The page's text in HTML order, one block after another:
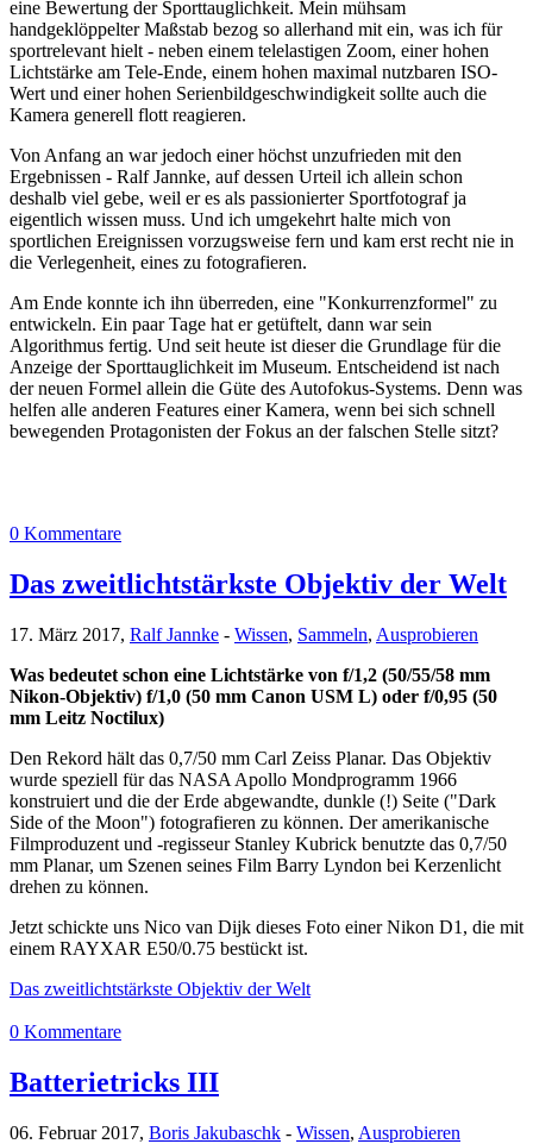
eine Bewertung der Sporttauglichkeit. Mein mühsam
handgeklöppelter Maßstab bezog so allerhand mit ein, was ich für
sportrelevant hielt - neben einem telelastigen Zoom, einer hohen
Lichtstärke am Tele-Ende, einem hohen maximal nutzbaren ISO-
Wert und einer hohen Serienbildgeschwindigkeit sollte auch die
Kamera generell flott reagieren.
Von Anfang an war jedoch einer höchst unzufrieden mit den
Ergebnissen - Ralf Jannke, auf dessen Urteil ich allein schon
deshalb viel gebe, weil er es als passionierter Sportfotograf ja
eigentlich wissen muss. Und ich umgekehrt halte mich von
sportlichen Ereignissen vorzugsweise fern und kam erst recht nie in
die Verlegenheit, eines zu fotografieren.
Am Ende konnte ich ihn überreden, eine "Konkurrenzformel" zu
entwickeln. Ein paar Tage hat er getüftelt, dann war sein
Algorithmus fertig. Und seit heute ist dieser die Grundlage für die
Anzeige der Sporttauglichkeit im Museum. Entscheidend ist nach
der neuen Formel allein die Güte des Autofokus-Systems. Denn was
helfen alle anderen Features einer Kamera, wenn bei sich schnell
bewegenden Protagonisten der Fokus an der falschen Stelle sitzt?
0 Kommentare
Das zweitlichtstärkste Objektiv der Welt
17. März 2017, Ralf Jannke - Wissen, Sammeln, Ausprobieren
Was bedeutet schon eine Lichtstärke von f/1,2 (50/55/58 mm
Nikon-Objektiv) f/1,0 (50 mm Canon USM L) oder f/0,95 (50
mm Leitz Noctilux)
Den Rekord hält das 0,7/50 mm Carl Zeiss Planar. Das Objektiv
wurde speziell für das NASA Apollo Mondprogramm 1966
konstruiert und die der Erde abgewandte, dunkle (!) Seite ("Dark
Side of the Moon") fotografieren zu können. Der amerikanische
Filmproduzent und -regisseur Stanley Kubrick benutzte das 0,7/50
mm Planar, um Szenen seines Film Barry Lyndon bei Kerzenlicht
drehen zu können.
Jetzt schickte uns Nico van Dijk dieses Foto einer Nikon D1, die mit
einem RAYXAR E50/0.75 bestückt ist.
Das zweitlichtstärkste Objektiv der Welt
0 Kommentare
Batterietricks III
06. Februar 2017, Boris Jakubaschk - Wissen, Ausprobieren